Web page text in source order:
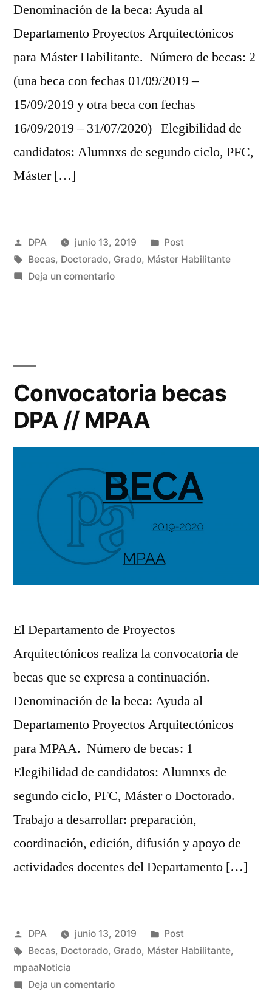
Denominación de la beca: Ayuda al
Departamento Proyectos Arquitectónicos
para Máster Habilitante. Número de becas: 2
(una beca con fechas 01/09/2019 –
15/09/2019 y otra beca con fechas
16/09/2019 – 31/07/2020) Elegibilidad de
candidatos: Alumnxs de segundo ciclo, PFC,
Máster […]
Publicado
por
DPA junio 13, 2019
Publicado
en
Post
Etiquetas:
Becas, Doctorado, Grado, Máster Habilitante
Deja un comentarioen
Convocatoria becas
DPA // MPAA
El Departamento de Proyectos
Arquitectónicos realiza la convocatoria de
becas que se expresa a continuación.
Denominación de la beca: Ayuda al
Departamento Proyectos Arquitectónicos
para MPAA. Número de becas: 1
Elegibilidad de candidatos: Alumnxs de
segundo ciclo, PFC, Máster o Doctorado.
Trabajo a desarrollar: preparación,
coordinación, edición, difusión y apoyo de
actividades docentes del Departamento […]
Publicado
por
DPA junio 13, 2019
Publicado
en
Post
Etiquetas:
Becas, Doctorado, Grado, Máster Habilitante,
mpaaNoticia
Deja un comentarioen